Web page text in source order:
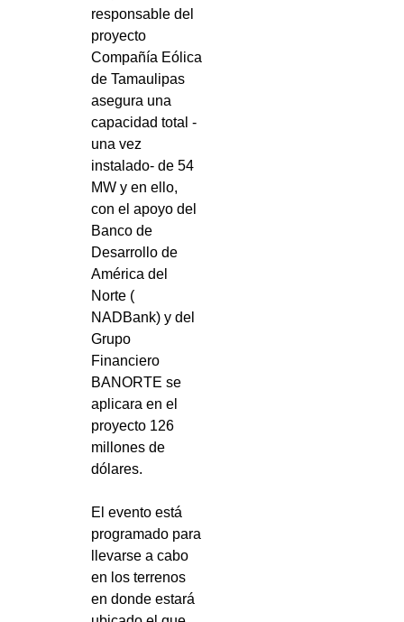
responsable del
proyecto
Compañía Eólica
de Tamaulipas
asegura una
capacidad total -
una vez
instalado- de 54
MW y en ello,
con el apoyo del
Banco de
Desarrollo de
América del
Norte (
NADBank) y del
Grupo
Financiero
BANORTE se
aplicara en el
proyecto 126
millones de
dólares.
El evento está
programado para
llevarse a cabo
en los terrenos
en donde estará